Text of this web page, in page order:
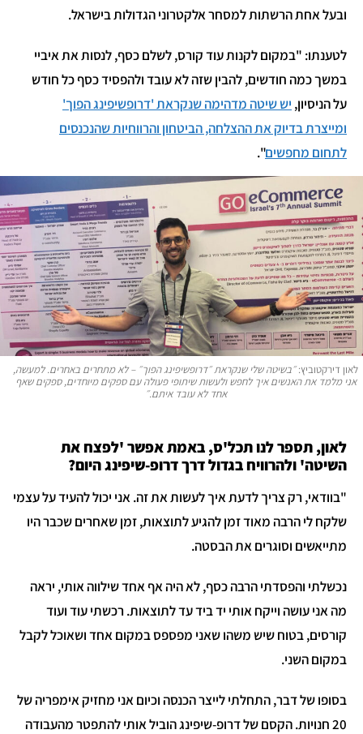
ובעל אחת הרשתות למסחר אלקטרוני הגדולות בישראל.
לטענתו: "במקום לקנות עוד קורס, לשלם כסף, לנסות את איביי
במשך כמה חודשים, להבין שזה לא עובד ולהפסיד כסף כל חודש
על הניסיון, יש שיטה מדהימה שנקראת 'דרופשיפינג הפוך'
ומייצרת בדיוק את ההצלחה, הביטחון והרווחיות שהנכנסים
לתחום מחפשים".
לאון דירקטוביץ:״בשיטה שלי שנקראת ״דרופשיפינג הפוך״ – לא מתחרים באחרים. למעשה,
אני מלמד את האנשים איך לחפש ולעשות שיתופי פעולה עם ספקים מיוחדים, ספקים שאף
אחד לא עובד איתם.״
לאון, תספר לנו תכל'ס, באמת אפשר 'לפצח את
השיטה' ולהרוויח בגדול דרך דרופ-שיפינג היום?
"בוודאי, רק צריך לדעת איך לעשות את זה. אני יכול להעיד על עצמי
שלקח לי הרבה מאוד זמן להגיע לתוצאות, זמן שאחרים שכבר היו
מתייאשים וסוגרים את הבסטה.
נכשלתי והפסדתי הרבה כסף, לא היה אף אחד שילווה אותי, יראה
מה אני עושה וייקח אותי יד ביד עד לתוצאות. רכשתי עוד ועוד
קורסים, בטוח שיש משהו שאני מפספס במקום אחד ושאוכל לקבל
במקום השני.
בסופו של דבר, התחלתי לייצר הכנסה וכיום אני מחזיק אימפריה של
20 חנויות. הקסם של דרופ-שיפינג הוביל אותי להתפטר מהעבודה